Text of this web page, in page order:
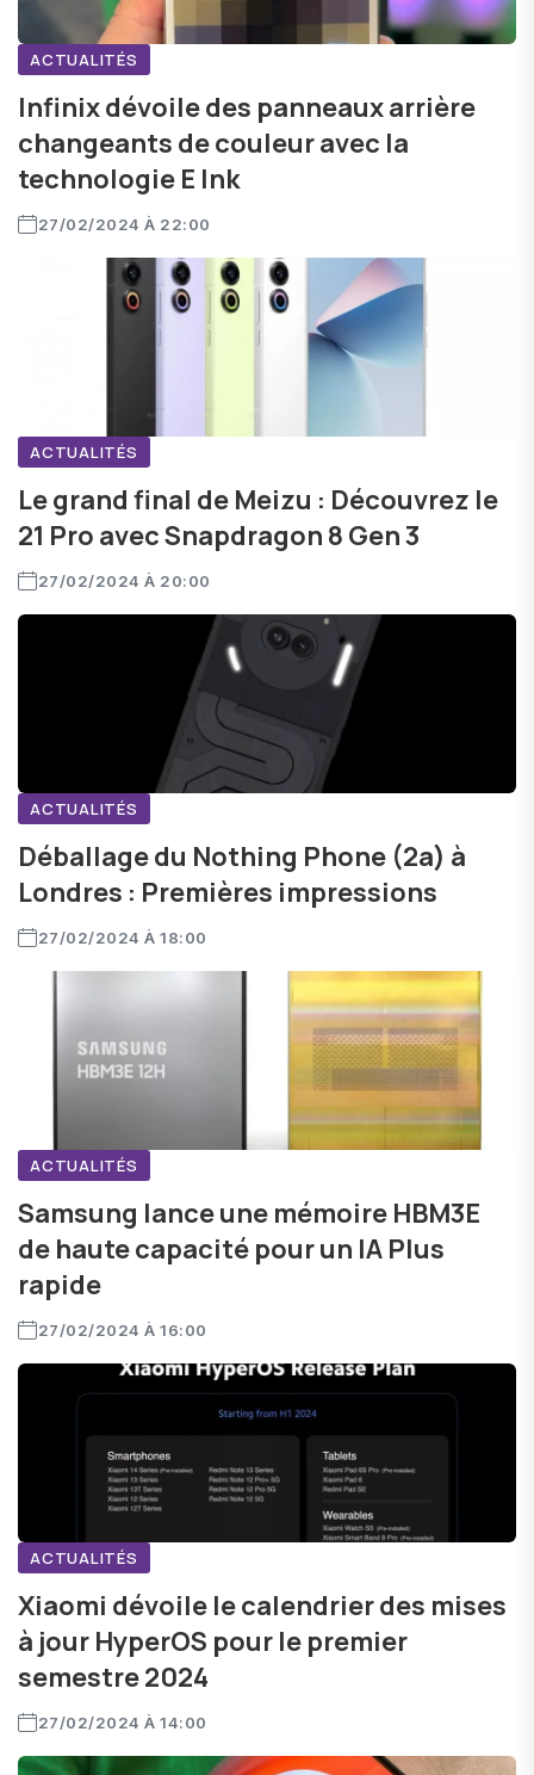
ACTUALITÉS
Infinix dévoile des panneaux arrière
changeants de couleur avec la
technologie E Ink
27/02/2024 À 22:00
ACTUALITÉS
Le grand final de Meizu : Découvrez le
21 Pro avec Snapdragon 8 Gen 3
27/02/2024 À 20:00
ACTUALITÉS
Déballage du Nothing Phone (2a) à
Londres : Premières impressions
27/02/2024 À 18:00
ACTUALITÉS
Samsung lance une mémoire HBM3E
de haute capacité pour un IA Plus
rapide
27/02/2024 À 16:00
ACTUALITÉS
Xiaomi dévoile le calendrier des mises
à jour HyperOS pour le premier
semestre 2024
27/02/2024 À 14:00